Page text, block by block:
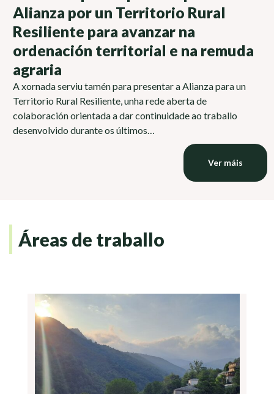
Alianza por un Territorio Rural
Resiliente para avanzar na
ordenación territorial e na remuda
agraria
A xornada serviu tamén para presentar a Alianza para un
Territorio Rural Resiliente, unha rede aberta de
colaboración orientada a dar continuidade ao traballo
desenvolvido durante os últimos…
Ver máis
Áreas de traballo